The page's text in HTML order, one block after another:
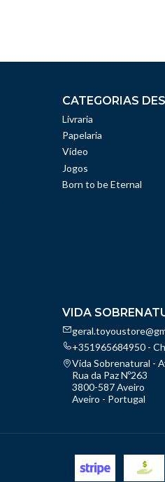
CATEGORIAS
Livraria
Papelaria
Vídeo
Jogos
Born to be Eternal
VIDA
+351965684950 -
Vida Sobrenatural -
Rua da Paz Nº263
3800-587 Aveiro
Aveiro - Portugal